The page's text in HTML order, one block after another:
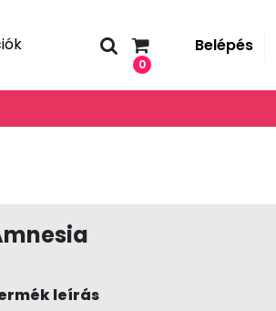
0
Belépés
leírás